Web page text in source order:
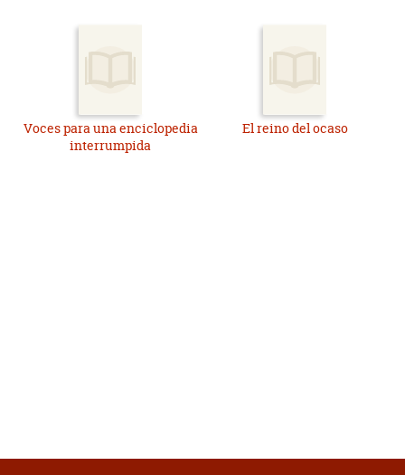
Voces para una enciclopedia
interrumpida
El reino del ocaso